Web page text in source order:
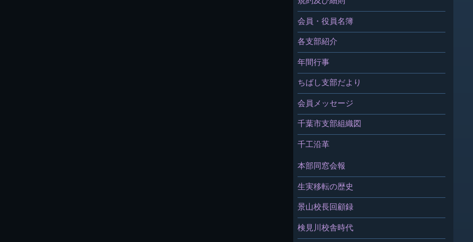
会員・役員名簿
各支部紹介
年間行事
ちばし支部だより
会員メッセージ
千葉市支部組織図
千工沿革
本部同窓会報
生実移転の歴史
景山校長回顧録
検見川校舎時代